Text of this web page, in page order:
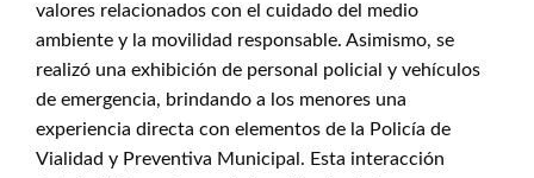
valores relacionados con el cuidado del medio
ambiente y la movilidad responsable. Asimismo, se
realizó una exhibición de personal policial y vehículos
de emergencia, brindando a los menores una
experiencia directa con elementos de la Policía de
Vialidad y Preventiva Municipal. Esta interacción